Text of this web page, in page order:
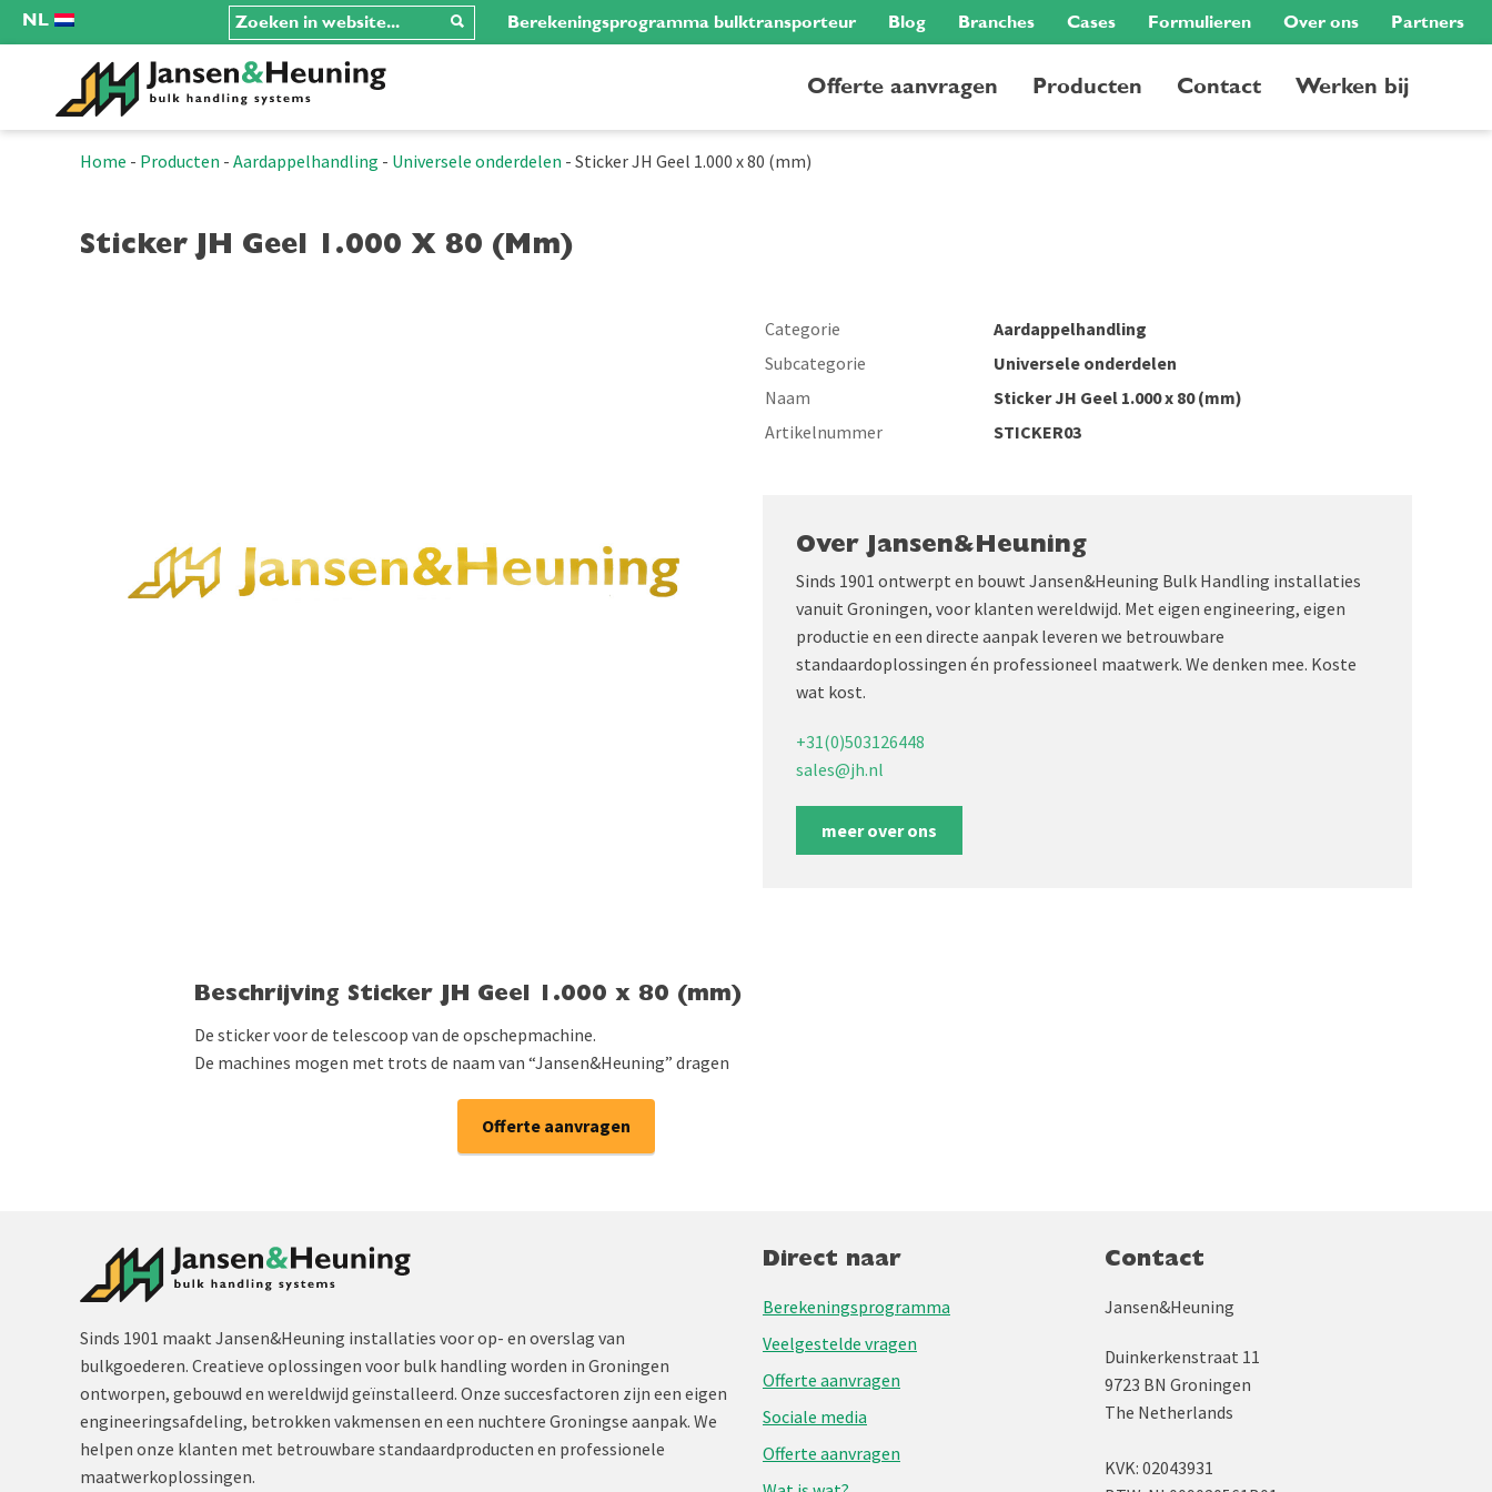
NL Berekeningsprogramma bulktransporteur Blog Branches Cases Formulieren Over ons Partners
Offerte aanvragen Producten Contact Werken bij
Home - Producten - Aardappelhandling - Universele onderdelen - Sticker JH Geel 1.000 x 80 (mm)
Sticker JH Geel 1.000 X 80 (mm)
Categorie
Aardappelhandling
Subcategorie
Universele onderdelen
Naam
Sticker JH Geel 1.000 x 80 (mm)
Artikelnummer
STICKER03
Over Jansen&Heuning
Sinds 1901 ontwerpt en bouwt Jansen&Heuning Bulk Handling installaties
vanuit Groningen, voor klanten wereldwijd. Met eigen engineering, eigen
productie en een directe aanpak leveren we betrouwbare
standaardoplossingen én professioneel maatwerk. We denken mee. Koste
wat kost.
+31(0)503126448
sales@jh.nl
meer over ons
Beschrijving Sticker JH Geel 1.000 x 80 (mm)
De sticker voor de telescoop van de opschepmachine.
De machines mogen met trots de naam van “Jansen&Heuning” dragen
Offerte aanvragen
Sinds 1901 maakt Jansen&Heuning installaties voor op- en overslag van
bulkgoederen. Creatieve oplossingen voor bulk handling worden in Groningen
ontworpen, gebouwd en wereldwijd geïnstalleerd. Onze succesfactoren zijn een eigen
engineeringsafdeling, betrokken vakmensen en een nuchtere Groningse aanpak. We
helpen onze klanten met betrouwbare standaardproducten en professionele
maatwerkoplossingen.
Direct naar
Berekeningsprogramma
Veelgestelde vragen
Offerte aanvragen
Sociale media
Offerte aanvragen
Contact
Jansen&Heuning
Duinkerkenstraat 11
9723 BN Groningen
The Netherlands
KVK: 02043931